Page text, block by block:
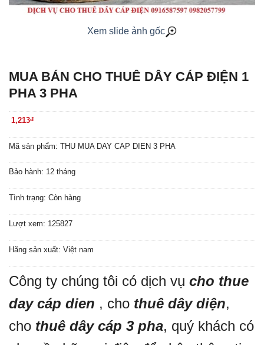
Xem slide ảnh gốc
MUA BÁN CHO THUÊ DÂY CÁP ĐIỆN 1
PHA 3 PHA
1,213đ
Mã sản phẩm: THU MUA DAY CAP DIEN 3 PHA
Bảo hành: 12 tháng
Tình trạng: Còn hàng
Lượt xem: 125827
Hãng sản xuất: Việt nam
Công ty chúng tôi có dịch vụ cho thue
day cáp dien , cho thuê dây diện,
cho thuê dây cáp 3 pha, quý khách có